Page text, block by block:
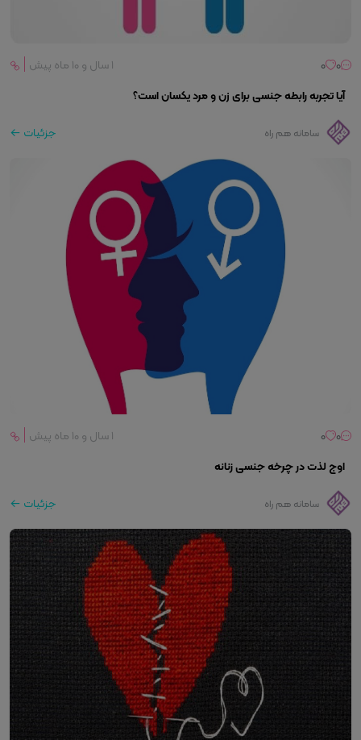
0
0 ۱ سال و ۱۰ ماه پیش
آیا تجربه رابطه جنسی برای زن و مرد یکسان است؟
سامانه هم راه جزئیات
0
0 ۱ سال و ۱۰ ماه پیش
اوج لذت در چرخه جنسی زنانه
سامانه هم راه جزئیات